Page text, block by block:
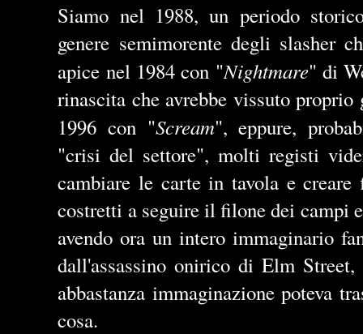
Siamo nel 1988, un periodo
genere semimorente degli slasher
apice nel 1984 con "Nightmare" di
rinascita che avrebbe vissuto
1996 con "Scream", eppure,
"crisi del settore", molti registi
cambiare le carte in tavola e
costretti a seguire il filone dei campi
avendo ora un intero immaginario
dall'assassino onirico di Elm
abbastanza immaginazione poteva
cosa.